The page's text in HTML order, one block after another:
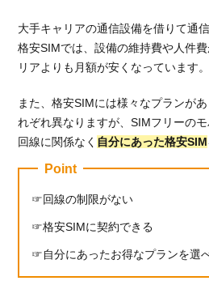
いと
考え
てい
3.
SIMフ
リーの
モバイ
Fiルー
購入で
きる
大手キャリアの通信設備を借りて通
格安SIMでは、設備の維持費や人件
リアよりも月額が安くなっています。
また、格安SIMには様々なプランが
れぞれ異なりますが、SIMフリーの
回線に関係なく 自分にあった格安SIM
Point
回線の制限がない
格安SIMに契約できる
自分にあったお得なプランを選